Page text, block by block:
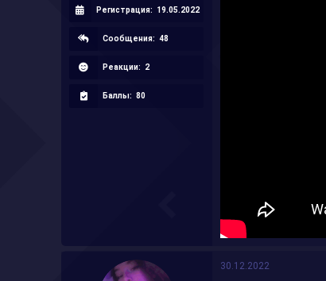
Регистрация: 19.05.2022
Сообщения: 48
Реакции: 2
Баллы: 80
30.12.2022